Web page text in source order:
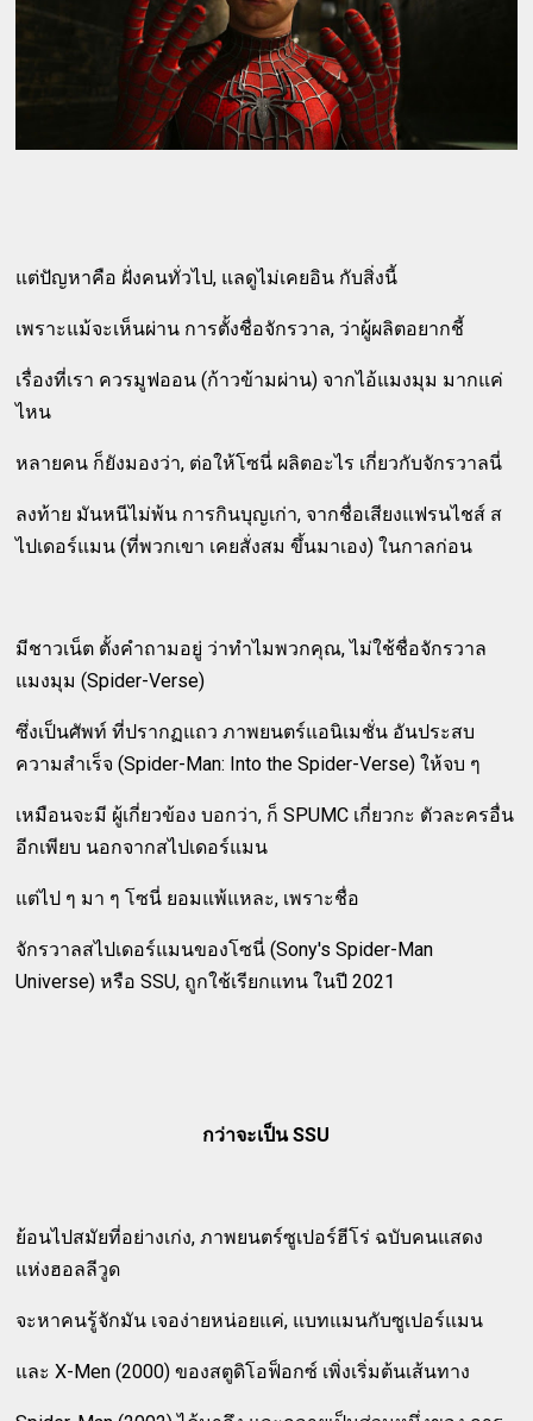
แต่ปัญหาคือ ฝั่งคนทั่วไป, แลดูไม่เคยอิน กับสิ่งนี้
เพราะแม้จะเห็นผ่าน การตั้งชื่อจักรวาล, ว่าผู้ผลิตอยากชี้
เรื่องที่เรา ควรมูฟออน (ก้าวข้ามผ่าน) จากไอ้แมงมุม มากแค่
ไหน
หลายคน ก็ยังมองว่า, ต่อให้โซนี่ ผลิตอะไร เกี่ยวกับจักรวาลนี่
ลงท้าย มันหนีไม่พ้น การกินบุญเก่า, จากชื่อเสียงแฟรนไชส์ ส
ไปเดอร์แมน (ที่พวกเขา เคยสั่งสม ขึ้นมาเอง) ในกาลก่อน
มีชาวเน็ต ตั้งคำถามอยู่ ว่าทำไมพวกคุณ, ไม่ใช้ชื่อจักรวาล
แมงมุม (Spider-Verse)
ซึ่งเป็นศัพท์ ที่ปรากฏแถว ภาพยนตร์แอนิเมชั่น อันประสบ
ความสำเร็จ (Spider-Man: Into the Spider-Verse) ให้จบ ๆ
เหมือนจะมี ผู้เกี่ยวข้อง บอกว่า, ก็ SPUMC เกี่ยวกะ ตัวละครอื่น
อีกเพียบ นอกจากสไปเดอร์แมน
แต่ไป ๆ มา ๆ โซนี่ ยอมแพ้แหละ, เพราะชื่อ
จักรวาลสไปเดอร์แมนของโซนี่ (Sony's Spider-Man
Universe) หรือ SSU, ถูกใช้เรียกแทน ในปี 2021
กว่าจะเป็น SSU
ย้อนไปสมัยที่อย่างเก่ง, ภาพยนตร์ซูเปอร์ฮีโร่ ฉบับคนแสดง
แห่งฮอลลีวูด
จะหาคนรู้จักมัน เจอง่ายหน่อยแค่, แบทแมนกับซูเปอร์แมน
และ X-Men (2000) ของสตูดิโอฟ็อกซ์ เพิ่งเริ่มต้นเส้นทาง